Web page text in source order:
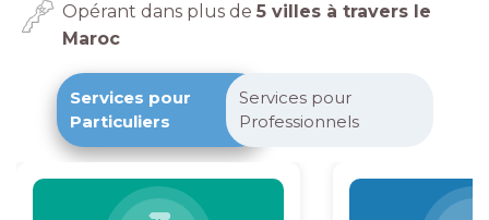
Opérant dans plus de 5 villes à travers le
Maroc
Services pour
Particuliers
Services pour
Professionnels